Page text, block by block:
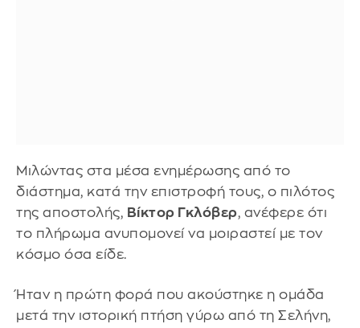
Μιλώντας στα μέσα ενημέρωσης από το
διάστημα, κατά την επιστροφή τους, ο πιλότος
της αποστολής, Βίκτορ Γκλόβερ, ανέφερε ότι
το πλήρωμα ανυπομονεί να μοιραστεί με τον
κόσμο όσα είδε.
Ήταν η πρώτη φορά που ακούστηκε η ομάδα
μετά την ιστορική πτήση γύρω από τη Σελήνη,